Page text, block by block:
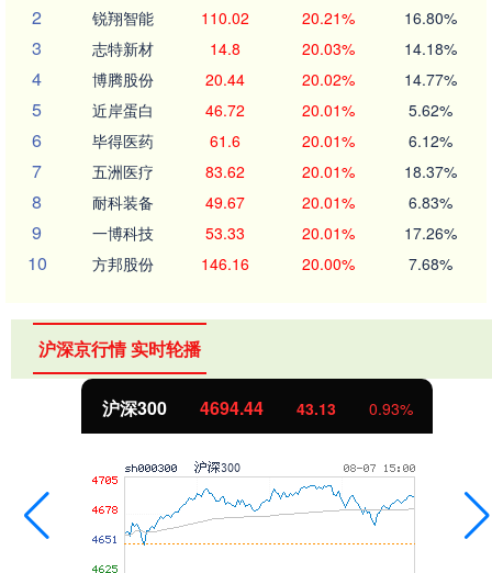
2 锐翔智能 110.02 20.21% 16.80%
3 志特新材 14.8 20.03% 14.18%
4 博腾股份 20.44 20.02% 14.77%
5 近岸蛋白 46.72 20.01% 5.62%
6 毕得医药 61.6 20.01% 6.12%
7 五洲医疗 83.62 20.01% 18.37%
8 耐科装备 49.67 20.01% 6.83%
9 一博科技 53.33 20.01% 17.26%
10 方邦股份 146.16 20.00% 7.68%
沪深京行情 实时轮播
0.93% 北证50 1134.24